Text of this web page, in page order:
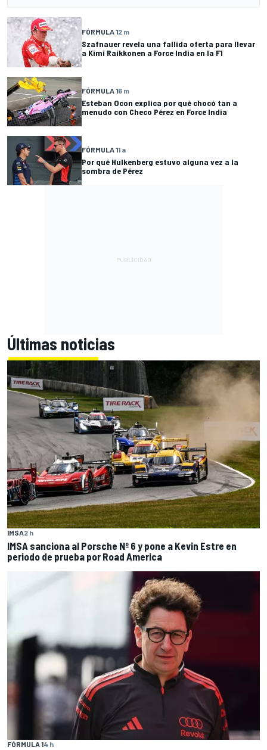
FÓRMULA 12 m
Szafnauer revela una fallida oferta para llevar
a Kimi Raikkonen a Force India en la F1
FÓRMULA 16 m
Esteban Ocon explica por qué chocó tan a
menudo con Checo Pérez en Force India
FÓRMULA 11 a
Por qué Hulkenberg estuvo alguna vez a la
sombra de Pérez
Últimas noticias
IMSA2 h
IMSA sanciona al Porsche Nº 6 y pone a Kevin Estre en
periodo de prueba por Road America
FÓRMULA 14 h